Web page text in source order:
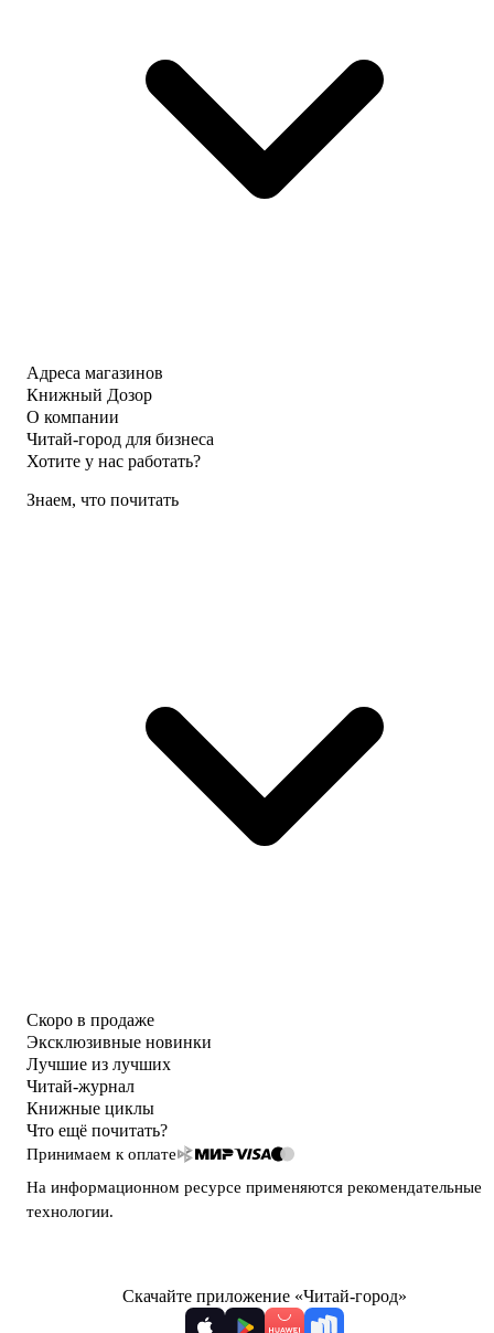
Адреса магазинов
Книжный Дозор
О компании
Читай-город для бизнеса
Хотите у нас работать?
Знаем, что почитать
Скоро в продаже
Эксклюзивные новинки
Лучшие из лучших
Читай-журнал
Книжные циклы
Что ещё почитать?
Принимаем к оплате
На информационном ресурсе применяются рекомендательные
технологии.
Скачайте приложение «Читай-город»